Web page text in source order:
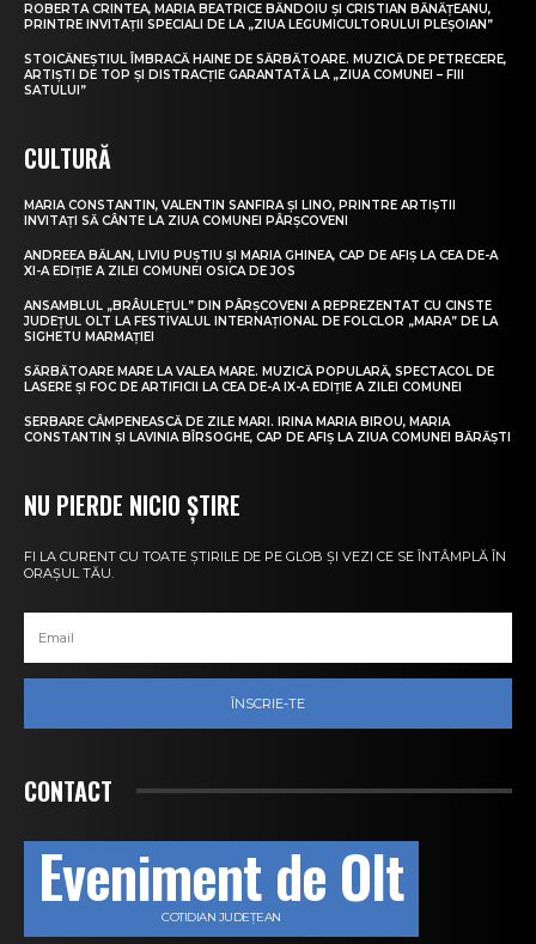
ROBERTA CRINTEA, MARIA BEATRICE BĂNDOIU ȘI CRISTIAN BĂNĂȚEANU,
PRINTRE INVITAȚII SPECIALI DE LA „ZIUA LEGUMICULTORULUI PLEȘOIAN”
STOICĂNEȘTIUL ÎMBRACĂ HAINE DE SĂRBĂTOARE. MUZICĂ DE PETRECERE,
ARTIȘTI DE TOP ȘI DISTRACȚIE GARANTATĂ LA „ZIUA COMUNEI – FIII
SATULUI”
CULTURĂ
MARIA CONSTANTIN, VALENTIN SANFIRA ȘI LINO, PRINTRE ARTIȘTII
INVITAȚI SĂ CÂNTE LA ZIUA COMUNEI PÂRȘCOVENI
ANDREEA BĂLAN, LIVIU PUȘTIU ȘI MARIA GHINEA, CAP DE AFIȘ LA CEA DE-A
XI-A EDIȚIE A ZILEI COMUNEI OSICA DE JOS
ANSAMBLUL „BRÂULEȚUL” DIN PÂRȘCOVENI A REPREZENTAT CU CINSTE
JUDEȚUL OLT LA FESTIVALUL INTERNAȚIONAL DE FOLCLOR „MARA” DE LA
SIGHETU MARMAȚIEI
SĂRBĂTOARE MARE LA VALEA MARE. MUZICĂ POPULARĂ, SPECTACOL DE
LASERE ȘI FOC DE ARTIFICII LA CEA DE-A IX-A EDIȚIE A ZILEI COMUNEI
SERBARE CÂMPENEASCĂ DE ZILE MARI. IRINA MARIA BIROU, MARIA
CONSTANTIN ȘI LAVINIA BÎRSOGHE, CAP DE AFIȘ LA ZIUA COMUNEI BĂRĂȘTI
NU PIERDE NICIO ȘTIRE
FI LA CURENT CU TOATE ȘTIRILE DE PE GLOB ȘI VEZI CE SE ÎNTÂMPLĂ ÎN
ORAȘUL TĂU.
ÎNSCRIE-TE
CONTACT
Eveniment de Olt
COTIDIAN JUDEȚEAN